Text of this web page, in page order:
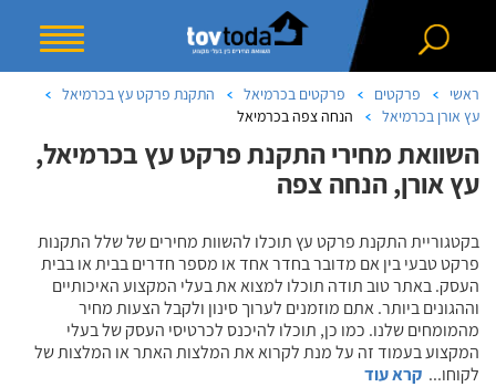
ראשי פרקטים פרקטים בכרמיאל
התקנת פרקט עץ בכרמיאל
עץ אורן בכרמיאל
הנחה צפה בכרמיאל
השוואת מחירי התקנת פרקט עץ בכרמיאל,
עץ אורן, הנחה צפה
בקטגוריית התקנת פרקט עץ תוכלו להשוות מחירים של שלל התקנות
פרקט טבעי בין אם מדובר בחדר אחד או מספר חדרים בבית או בבית
העסק. באתר טוב תודה תוכלו למצוא את בעלי המקצוע האיכותיים
וההגונים ביותר. אתם מוזמנים לערוך סינון ולקבל הצעות מחיר
מהמומחים שלנו. כמו כן, תוכלו להיכנס לכרטיסי העסק של בעלי
המקצוע בעמוד זה על מנת לקרוא את המלצות האתר או המלצות של
לקוחו... קרא עוד